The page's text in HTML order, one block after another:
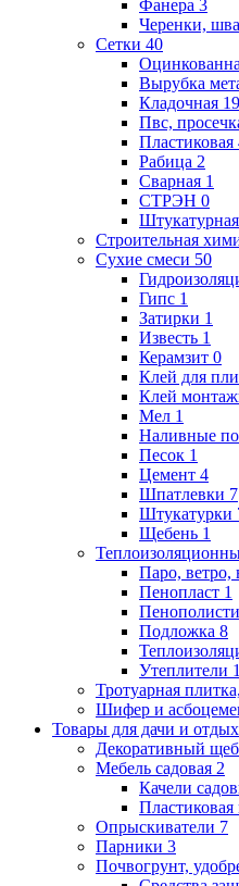
Фанера 3
Черенки,
Сетки 40
Вырубка
Кладочная 19
Пвс,
Пластиковая
Рабица 2
Сварная 1
СТРЭН 0
Штукатурная
Строительная
Сухие смеси 50
Гипс 1
Затирки 1
Известь 1
Керамзит 0
Клей для
Клей
Мел 1
Наливные
Песок 1
Цемент 4
Шпатлевки 7
Штукатурки
Щебень 1
Паро, ветро,
Пенопласт 1
Подложка 8
Утеплители
Тротуарная
Шифер и
Товары для дачи и
Декоративный
Мебель садовая 2
Качели
Пластиковая
Опрыскиватели 7
Парники 3
Почвогрунт,